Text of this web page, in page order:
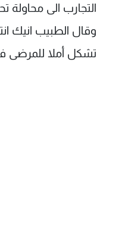
التجارب الى محاولة
وقال الطبيب انيك
تشكل أملا للمرضى